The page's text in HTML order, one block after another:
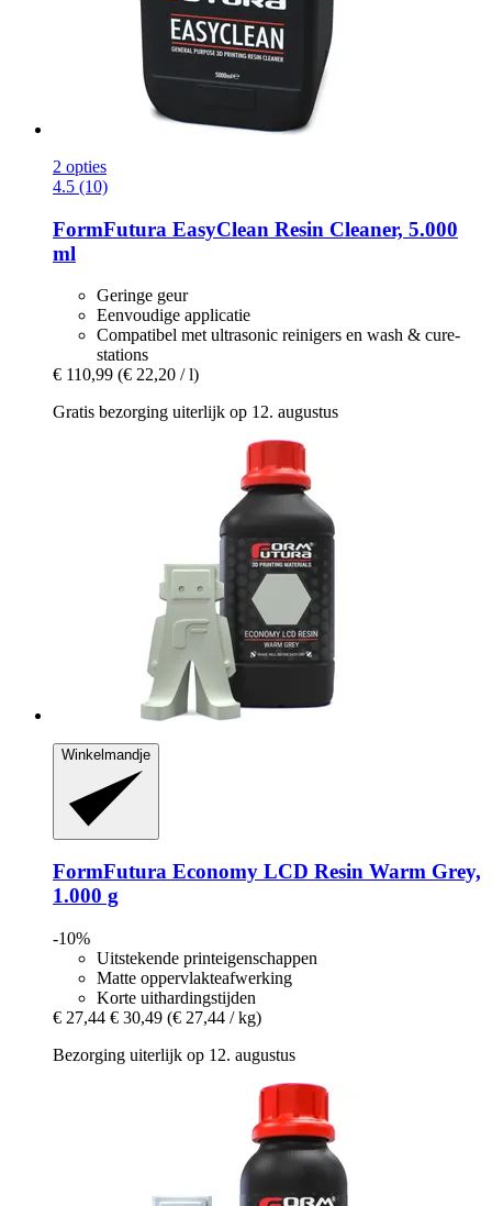
2 opties
4.5 (10)
FormFutura EasyClean Resin Cleaner, 5.000
ml
Geringe geur
Eenvoudige applicatie
Compatibel met ultrasonic reinigers en wash & cure-
stations
€ 110,99 (€ 22,20 / l)
Gratis bezorging uiterlijk op 12. augustus
Winkelmandje
FormFutura Economy LCD Resin Warm Grey,
1.000 g
-10%
Uitstekende printeigenschappen
Matte oppervlakteafwerking
Korte uithardingstijden
€ 27,44 € 30,49 (€ 27,44 / kg)
Bezorging uiterlijk op 12. augustus